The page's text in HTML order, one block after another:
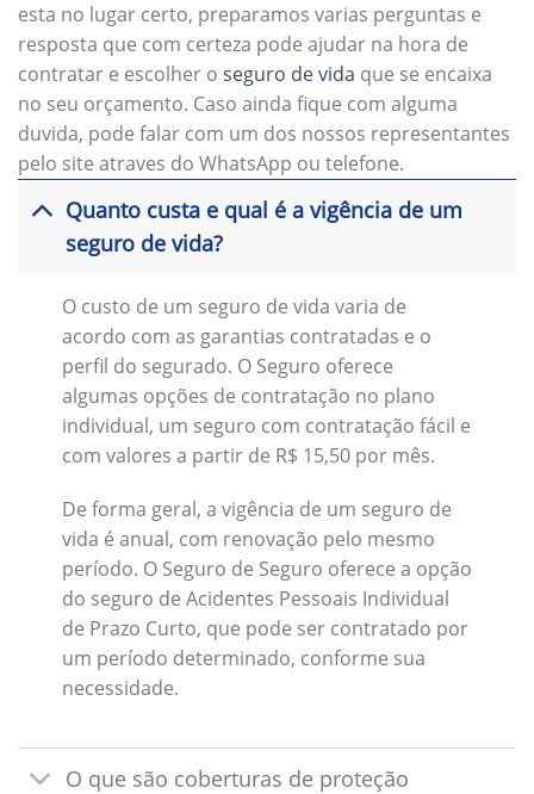
esta no lugar certo, preparamos varias perguntas e
resposta que com certeza pode ajudar na hora de
contratar e escolher o seguro de vida que se encaixa
no seu orçamento. Caso ainda fique com alguma
duvida, pode falar com um dos nossos representantes
pelo site atraves do WhatsApp ou telefone.
Quanto custa e qual é a vigência de um
seguro de vida?
O custo de um seguro de vida varia de
acordo com as garantias contratadas e o
perfil do segurado. O Seguro oferece
algumas opções de contratação no plano
individual, um seguro com contratação fácil e
com valores a partir de R$ 15,50 por mês.
De forma geral, a vigência de um seguro de
vida é anual, com renovação pelo mesmo
período. O Seguro de Seguro oferece a opção
do seguro de Acidentes Pessoais Individual
de Prazo Curto, que pode ser contratado por
um período determinado, conforme sua
necessidade.
O que são coberturas de proteção